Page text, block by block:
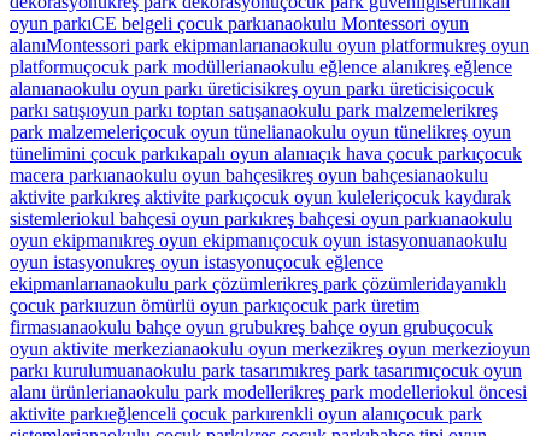
oyun parkıCE belgeli çocuk parkıanaokulu Montessori oyun
alanıMontessori park ekipmanlarıanaokulu oyun platformukreş oyun
platformuçocuk park modüllerianaokulu eğlence alanıkreş eğlence
alanıanaokulu oyun parkı üreticisikreş oyun parkı üreticisiçocuk
parkı satışıoyun parkı toptan satışanaokulu park malzemelerikreş
park malzemeleriçocuk oyun tünelianaokulu oyun tünelikreş oyun
tünelimini çocuk parkıkapalı oyun alanıaçık hava çocuk parkıçocuk
macera parkıanaokulu oyun bahçesikreş oyun bahçesianaokulu
aktivite parkıkreş aktivite parkıçocuk oyun kuleleriçocuk kaydırak
sistemleriokul bahçesi oyun parkıkreş bahçesi oyun parkıanaokulu
oyun ekipmanıkreş oyun ekipmanıçocuk oyun istasyonuanaokulu
oyun istasyonukreş oyun istasyonuçocuk eğlence
ekipmanlarıanaokulu park çözümlerikreş park çözümleridayanıklı
çocuk parkıuzun ömürlü oyun parkıçocuk park üretim
firmasıanaokulu bahçe oyun grubukreş bahçe oyun grubuçocuk
oyun aktivite merkezianaokulu oyun merkezikreş oyun merkezioyun
parkı kurulumuanaokulu park tasarımıkreş park tasarımıçocuk oyun
alanı ürünlerianaokulu park modellerikreş park modelleriokul öncesi
aktivite parkıeğlenceli çocuk parkırenkli oyun alanıçocuk park